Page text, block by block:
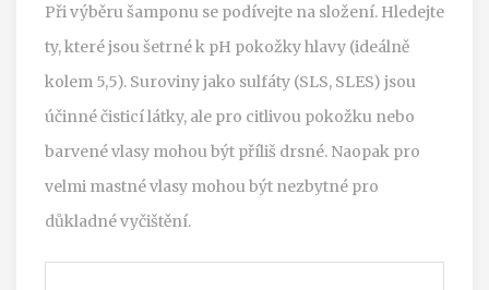
Při výběru šamponu se podívejte na složení. Hledejte
ty, které jsou šetrné k pH pokožky hlavy (ideálně
kolem 5,5). Suroviny jako sulfáty (SLS, SLES) jsou
účinné čisticí látky, ale pro citlivou pokožku nebo
barvené vlasy mohou být příliš drsné. Naopak pro
velmi mastné vlasy mohou být nezbytné pro
důkladné vyčištění.